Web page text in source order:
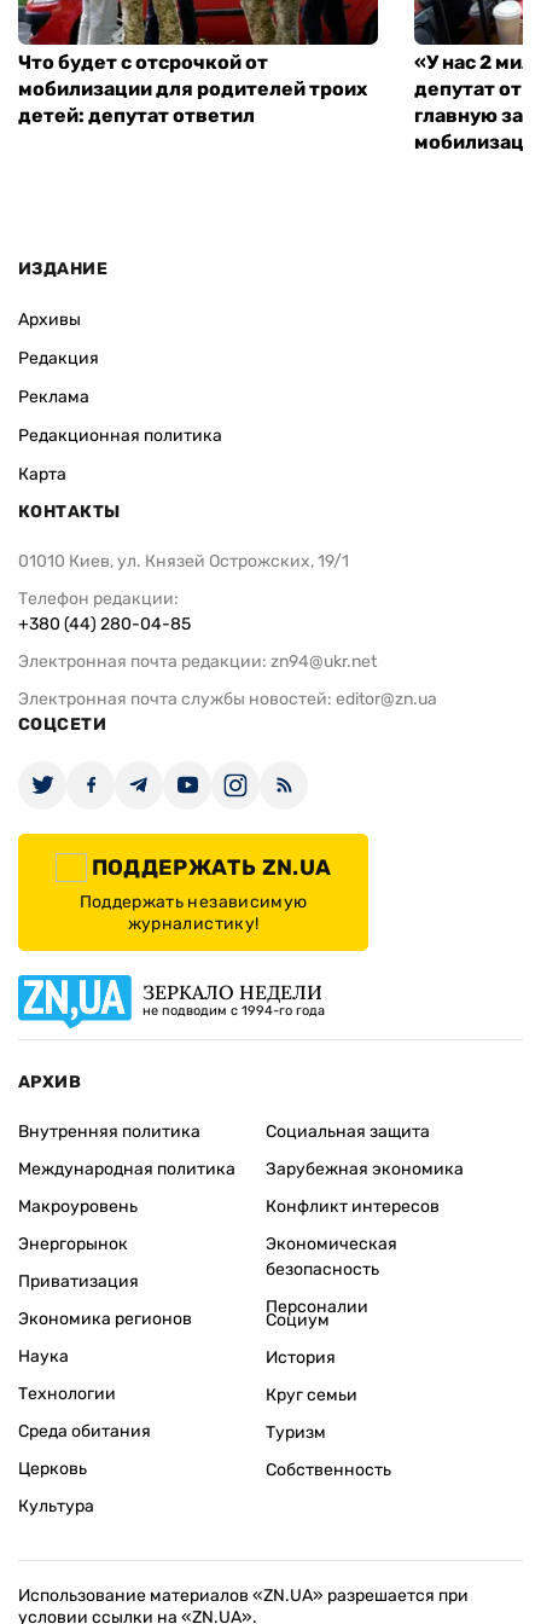
Что будет с отсрочкой от
мобилизации для родителей троих
детей: депутат ответил
«У нас 2
депутат от
главную
ИЗДАНИЕ
Архивы
Редакция
Реклама
Редакционная политика
Карта
КОНТАКТЫ
01010 Киев, ул. Князей Острожских, 19/1
Телефон редакции:
+380 (44) 280-04-85
Электронная почта редакции: zn94@ukr.net
Электронная почта службы новостей: editor@zn.ua
СОЦСЕТИ
ПОДДЕРЖАТЬ ZN.UA
Поддержать независимую
журналистику!
ЗЕРКАЛО НЕДЕЛИ
не подводим с 1994-го года
АРХИВ
Внутренняя политика
Международная политика
Макроуровень
Энергорынок
Приватизация
Экономика регионов
Социальная защита
Зарубежная экономика
Конфликт интересов
Экономическая
безопасность
Персоналии
Наука
Технологии
Среда обитания
Церковь
Культура
Социум
История
Круг семьи
Туризм
Собственность
Использование материалов «ZN.UA» разрешается при
условии ссылки на «ZN.UA».